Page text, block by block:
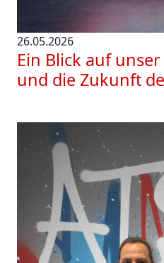
26.05.2026
Ein Blick auf
und die Zukunft